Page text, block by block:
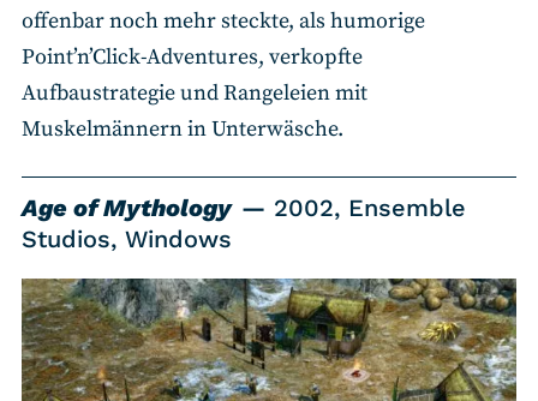
offenbar noch mehr steckte, als humorige
Point’n’Click-Adventures, verkopfte
Aufbaustrategie und Rangeleien mit
Muskelmännern in Unterwäsche.
Age of Mythology
2002, Ensemble
Studios, Windows